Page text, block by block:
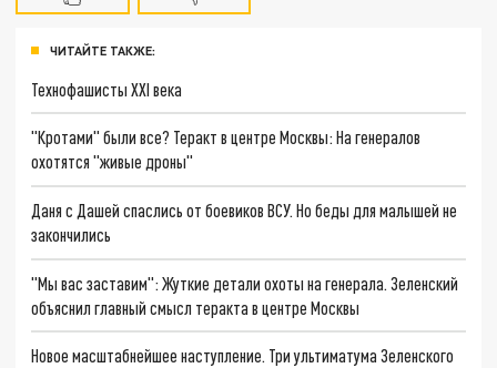
ЧИТАЙТЕ ТАКЖЕ:
Технофашисты XXI века
"Кротами" были все? Теракт в центре Москвы: На генералов
охотятся "живые дроны"
Даня с Дашей спаслись от боевиков ВСУ. Но беды для малышей не
закончились
"Мы вас заставим": Жуткие детали охоты на генерала. Зеленский
объяснил главный смысл теракта в центре Москвы
Новое масштабнейшее наступление. Три ультиматума Зеленского